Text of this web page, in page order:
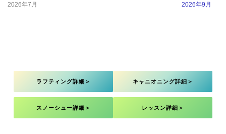
2026年7月 2026年9月
ラフティング詳細＞ キャニオニング詳細＞
スノーシュー詳細＞ レッスン詳細＞